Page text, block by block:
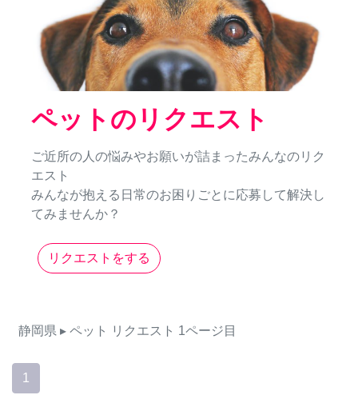
ペットのリクエスト
ご近所の人の悩みやお願いが詰まったみんなのリク
エスト
みんなが抱える日常のお困りごとに応募して解決し
てみませんか？
リクエストをする
静岡県 ▸ ペット リクエスト 1ページ目
1